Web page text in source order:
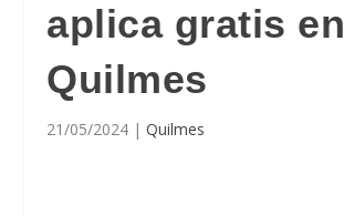
aplica gratis en
Quilmes
21/05/2024 |Quilmes